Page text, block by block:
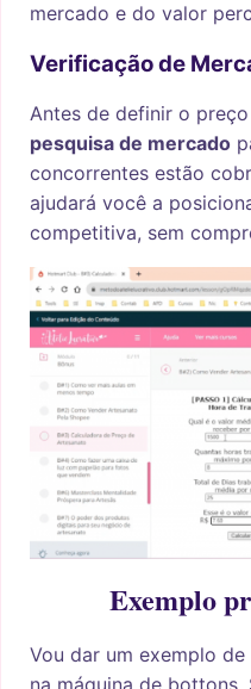
mercado e do valor
Verificação de
Antes de definir o
pesquisa de mercado
concorrentes estão
ajudará você a
competitiva, sem
Exemplo
Vou dar um exemplo